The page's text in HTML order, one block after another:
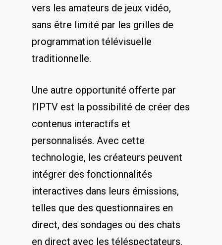
vers les amateurs de jeux vidéo,
sans être limité⁣ par les grilles de​
programmation télévisuelle ​
traditionnelle.
Une autre opportunité ⁤offerte ⁣par
l’IPTV est la possibilité de créer⁤ des
contenus interactifs et
personnalisés. Avec cette
technologie, ‌les créateurs peuvent
intégrer des fonctionnalités
interactives dans leurs émissions,
telles que ⁤des questionnaires en
direct, des sondages ou des chats
‍en​ direct avec les téléspectateurs.